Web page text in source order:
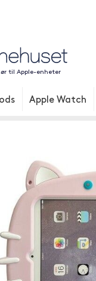
til Apple-enheter
Apple Watch